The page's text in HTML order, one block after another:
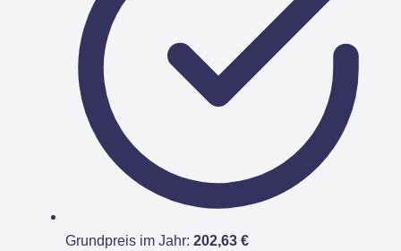
Grundpreis im Jahr: 202,63 €